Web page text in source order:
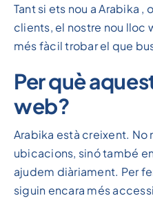
Tant si ets nou a Arabika ,
clients, el nostre nou lloc
més fàcil trobar el que
Per què
web?
Arabika està creixent. No
ubicacions, sinó també
ajudem diàriament. Per
siguin encara més